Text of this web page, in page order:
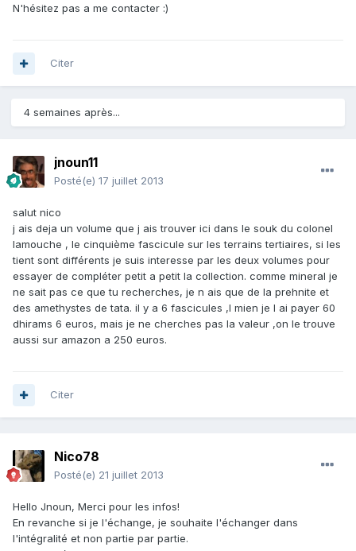
N'hésitez pas a me contacter :)
Citer
4 semaines après...
jnoun11
Posté(e) 17 juillet 2013
salut nico
j ais deja un volume que j ais trouver ici dans le souk du colonel
lamouche , le cinquième fascicule sur les terrains tertiaires, si les
tient sont différents je suis interesse par les deux volumes pour
essayer de compléter petit a petit la collection. comme mineral je
ne sait pas ce que tu recherches, je n ais que de la prehnite et
des amethystes de tata. il y a 6 fascicules ,l mien je l ai payer 60
dhirams 6 euros, mais je ne cherches pas la valeur ,on le trouve
aussi sur amazon a 250 euros.
Citer
Nico78
Posté(e) 21 juillet 2013
Hello Jnoun, Merci pour les infos!
En revanche si je l'échange, je souhaite l'échanger dans
l'intégralité et non partie par partie.